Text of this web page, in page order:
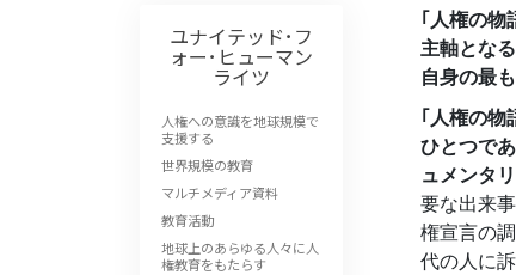
サイエントロジーの
ダイアネティックス
愛と憎しみ ―
偉大さとは何か?
｢人権の物
主軸とな
自身の最
｢人権の物
ひとつで
ュメンタ
要な出来
権宣言の
代の人に
ユナイテッド･フ
ォー･ヒューマン
ライツ
人権への意識を地球規模で
支援する
世界規模の教育
マルチメディア資料
教育活動
地球上のあらゆる人々に人
権教育をもたらす